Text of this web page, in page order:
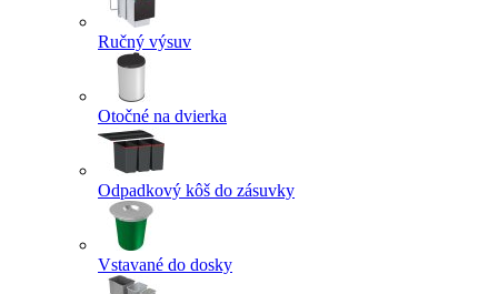
Ručný výsuv
Otočné na dvierka
Odpadkový kôš do zásuvky
Vstavané do dosky